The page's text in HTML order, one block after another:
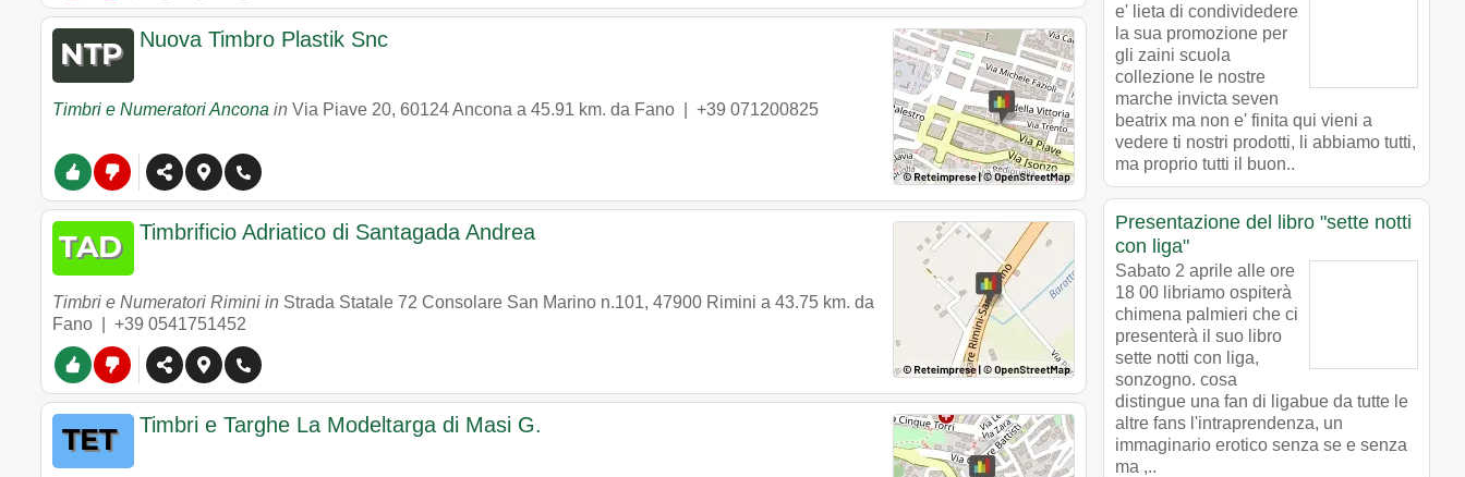
Nuova Timbro Plastik Snc
Timbri e Numeratori Ancona in Via Piave 20, 60124Ancona a 45.91 km. da Fano | +39 071200825
Timbrificio Adriatico di Santagada Andrea
Timbri e Numeratori Rimini in Strada Statale 72 Consolare San Marino n.101, 47900 Rimini a 43.75 km. da
Fano | +39 0541751452
Timbri e Targhe La Modeltarga di Masi G.
e' lieta di condividedere
la sua promozione per
gli zaini scuola
collezione le nostre
marche invicta seven
beatrix ma non e' finita qui vieni a
vedere ti nostri prodotti, li abbiamo tutti,
ma proprio tutti il buon..
Presentazione del libro "sette notti
con liga"
Sabato 2 aprile alle ore
18 00 libriamo ospiterà
chimena palmieri che ci
presenterà il suo libro
sette notti con liga,
sonzogno. cosa
distingue una fan di ligabue da tutte le
altre fans l'intraprendenza, un
immaginario erotico senza se e senza
ma ,..